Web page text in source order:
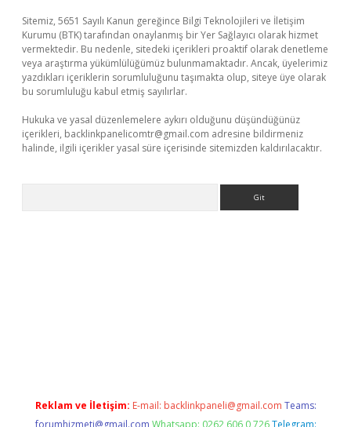
Sitemiz, 5651 Sayılı Kanun gereğince Bilgi Teknolojileri ve İletişim
Kurumu (BTK) tarafından onaylanmış bir Yer Sağlayıcı olarak hizmet
vermektedir. Bu nedenle, sitedeki içerikleri proaktif olarak denetleme
veya araştırma yükümlülüğümüz bulunmamaktadır. Ancak, üyelerimiz
yazdıkları içeriklerin sorumluluğunu taşımakta olup, siteye üye olarak
bu sorumluluğu kabul etmiş sayılırlar.
Hukuka ve yasal düzenlemelere aykırı olduğunu düşündüğünüz
içerikleri, backlinkpanelicomtr@gmail.com adresine bildirmeniz
halinde, ilgili içerikler yasal süre içerisinde sitemizden kaldırılacaktır.
Reklam ve İletişim: E-mail: backlinkpaneli@gmail.com Teams:
forumhizmeti@gmail.com Whatsapp: 0262 606 0 726 Telegram: